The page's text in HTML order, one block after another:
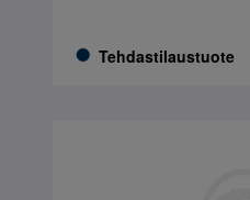
Tehdastilaustuote